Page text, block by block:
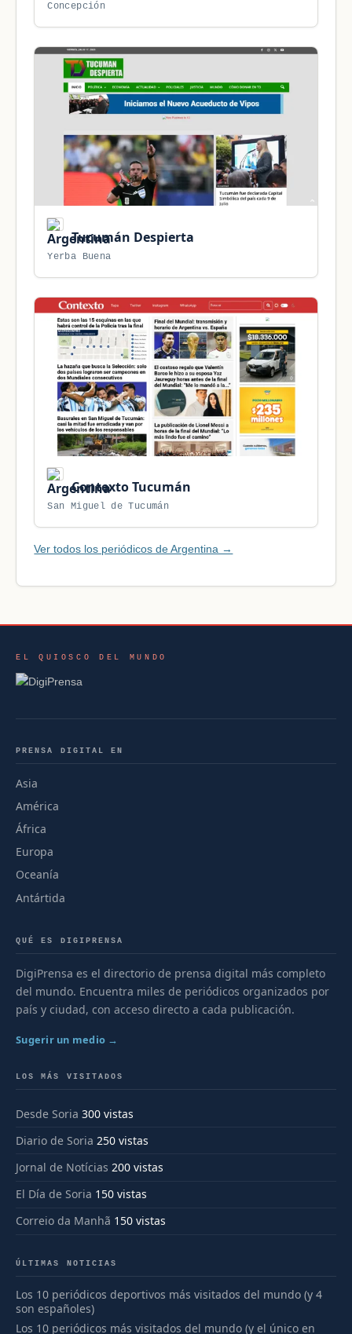
Concepción
Tucumán Despierta
Yerba Buena
Contexto Tucumán
San Miguel de Tucumán
Ver todos los periódicos de Argentina →
EL QUIOSCO DEL MUNDO
PRENSA DIGITAL EN
Asia
América
África
Europa
Oceanía
Antártida
QUÉ ES DIGIPRENSA
DigiPrensa es el directorio de prensa digital más completo
del mundo. Encuentra miles de periódicos organizados por
país y ciudad, con acceso directo a cada publicación.
Sugerir un medio →
LOS MÁS VISITADOS
Desde Soria 300 vistas
Diario de Soria 250 vistas
Jornal de Notícias 200 vistas
El Día de Soria 150 vistas
Correio da Manhã 150 vistas
ÚLTIMAS NOTICIAS
Los 10 periódicos deportivos más visitados del mundo (y 4
son españoles)
Los 10 periódicos más visitados del mundo (y el único en